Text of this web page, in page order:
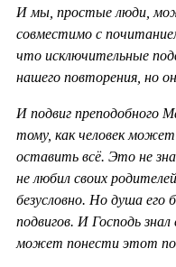
И мы, простые люди,
совместимо с
что исключительные
нашего повторения, но
И подвиг преподобного
тому, как человек
оставить всё. Это не
не любил своих
безусловно. Но душа его
подвигов. И Господь
может понести этот